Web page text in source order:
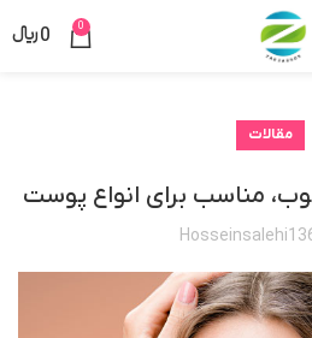
0
0﷼
مقالات
مناسب برای انواع پوست